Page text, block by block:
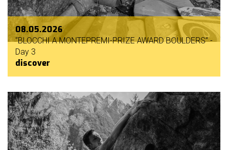
08.05.2026
“BLOCCHI A MONTEPREMI-PRIZE AWARD BOULDERS” -
Day 3
discover